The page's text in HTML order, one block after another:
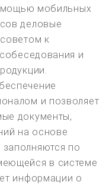
мобильных
деловые
к
и
и позволяет
документы,
на основе
по
в системе
информации о